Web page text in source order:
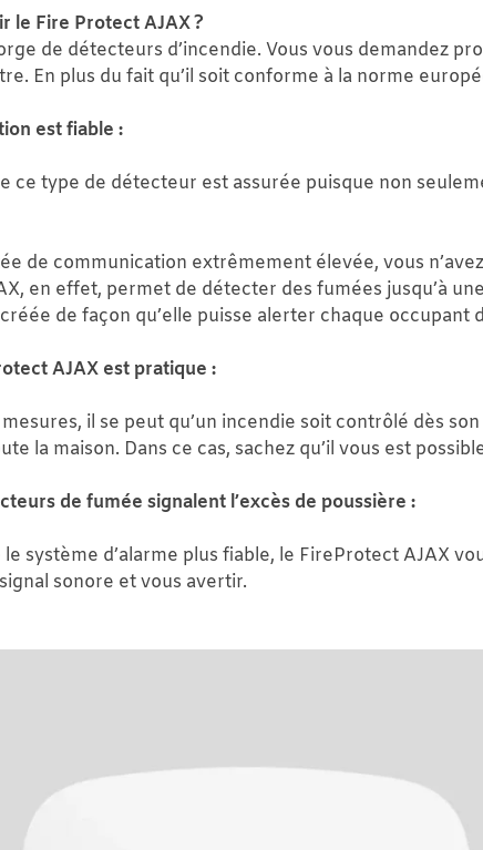
le Fire Protect AJAX ?
de détecteurs d’incendie. Vous vous demandez
En plus du fait qu’il soit conforme à la norme
est fiable :
ce type de détecteur est assurée puisque non
de communication extrêmement élevée, vous
en effet, permet de détecter des fumées jusqu’à
de façon qu’elle puisse alerter chaque
AJAX est pratique :
il se peut qu’un incendie soit contrôlé dès
la maison. Dans ce cas, sachez qu’il vous est
de fumée signalent l’excès de poussière :
système d’alarme plus fiable, le FireProtect AJAX
sonore et vous avertir.